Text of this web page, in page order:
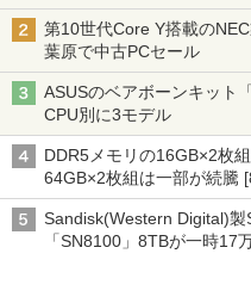
型モニターが9,801円、暑
第10世代Core Y搭載の
葉原で中古PCセール
ASUSのベアボーンキット
CPU別に3モデル
DDR5メモリの16GB×2枚
64GB×2枚組は一部が続騰
Sandisk(Western Digital)
「SN8100」8TBが一時